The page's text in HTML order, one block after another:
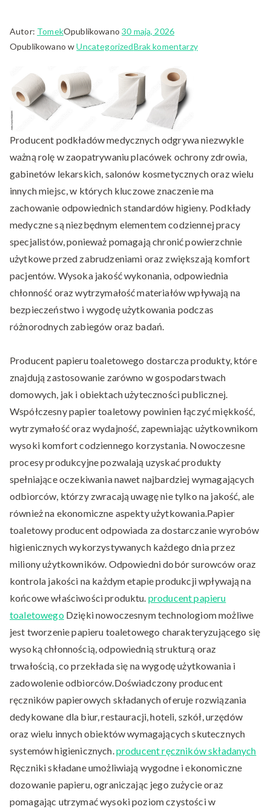
Autor: TomekOpublikowano30 maja, 2026
Opublikowano wUncategorizedBrak komentarzydo
biznesowych
Producent podkładów medycznych odgrywa niezwykle
ważną rolę w zaopatrywaniu placówek ochrony zdrowia,
gabinetów lekarskich, salonów kosmetycznych oraz wielu
innych miejsc, w których kluczowe znaczenie ma
zachowanie odpowiednich standardów higieny. Podkłady
medyczne są niezbędnym elementem codziennej pracy
specjalistów, ponieważ pomagają chronić powierzchnie
użytkowe przed zabrudzeniami oraz zwiększają komfort
pacjentów. Wysoka jakość wykonania, odpowiednia
chłonność oraz wytrzymałość materiałów wpływają na
bezpieczeństwo i wygodę użytkowania podczas
różnorodnych zabiegów oraz badań.
Producent papieru toaletowego dostarcza produkty, które
znajdują zastosowanie zarówno w gospodarstwach
domowych, jak i obiektach użyteczności publicznej.
Współczesny papier toaletowy powinien łączyć miękkość,
wytrzymałość oraz wydajność, zapewniając użytkownikom
wysoki komfort codziennego korzystania. Nowoczesne
procesy produkcyjne pozwalają uzyskać produkty
spełniające oczekiwania nawet najbardziej wymagających
odbiorców, którzy zwracają uwagę nie tylko na jakość, ale
również na ekonomiczne aspekty użytkowania.Papier
toaletowy producent odpowiada za dostarczanie wyrobów
higienicznych wykorzystywanych każdego dnia przez
miliony użytkowników. Odpowiedni dobór surowców oraz
kontrola jakości na każdym etapie produkcji wpływają na
końcowe właściwości produktu. producent papieru
toaletowegoDzięki nowoczesnym technologiom możliwe
jest tworzenie papieru toaletowego charakteryzującego się
wysoką chłonnością, odpowiednią strukturą oraz
trwałością, co przekłada się na wygodę użytkowania i
zadowolenie odbiorców.Doświadczony producent
ręczników papierowych składanych oferuje rozwiązania
dedykowane dla biur, restauracji, hoteli, szkół, urzędów
oraz wielu innych obiektów wymagających skutecznych
systemów higienicznych.producent ręczników składanych
Ręczniki składane umożliwiają wygodne i ekonomiczne
dozowanie papieru, ograniczając jego zużycie oraz
pomagając utrzymać wysoki poziom czystości w